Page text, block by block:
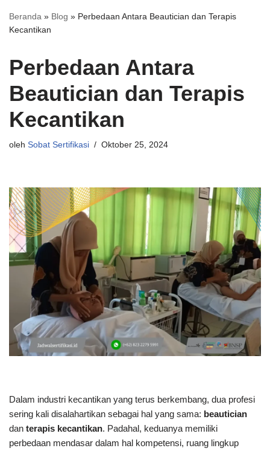
Beranda » Blog » Perbedaan Antara Beautician dan Terapis
Kecantikan
Perbedaan Antara
Beautician dan Terapis
Kecantikan
oleh Sobat Sertifikasi Oktober 25, 2024
Dalam industri kecantikan yang terus berkembang, dua profesi
sering kali disalahartikan sebagai hal yang sama: beautician
dan terapis kecantikan. Padahal, keduanya memiliki
perbedaan mendasar dalam hal kompetensi, ruang lingkup